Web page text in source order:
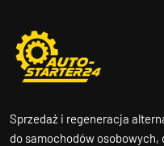
Sprzedaż i regeneracja
do samochodów osobowych,